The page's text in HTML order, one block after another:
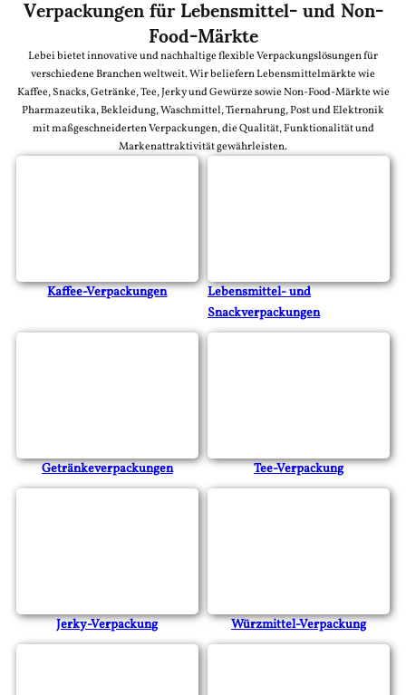
Food-Märkte
Lebei bietet innovative und nachhaltige flexible Verpackungslösungen für
verschiedene Branchen weltweit. Wir beliefern Lebensmittelmärkte wie
Kaffee, Snacks, Getränke, Tee, Jerky und Gewürze sowie Non-Food-Märkte wie
Pharmazeutika, Bekleidung, Waschmittel, Tiernahrung, Post und Elektronik
mit maßgeschneiderten Verpackungen, die Qualität, Funktionalität und
Markenattraktivität gewährleisten.
Kaffee-Verpackungen
Lebensmittel- und
Snackverpackungen
Getränkeverpackungen Tee-Verpackung
Jerky-Verpackung Würzmittel-Verpackung